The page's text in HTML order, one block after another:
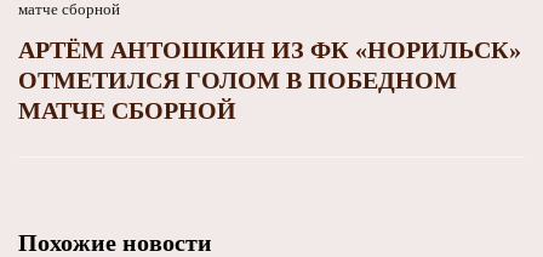
АРТЁМ АНТОШКИН ИЗ ФК «НОРИЛЬСК»
ОТМЕТИЛСЯ ГОЛОМ В ПОБЕДНОМ
МАТЧЕ СБОРНОЙ
Похожие новости